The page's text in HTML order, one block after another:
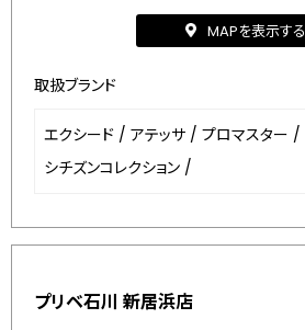
MAPを表示する
取扱ブランド
エクシード / アテッサ / プロマスター /
シチズンコレクション /
プリベ石川 新居浜店